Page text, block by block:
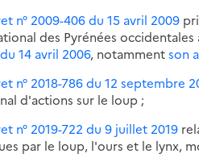
n° 2009-406 du 15 avril 2009
des Pyrénées
14 avril 2006, notammentson
n° 2018-786 du 12 septembre
d'actions sur le loup ;
n° 2019-722 du 9 juillet 2019
par le loup, l'ours et le lynx,